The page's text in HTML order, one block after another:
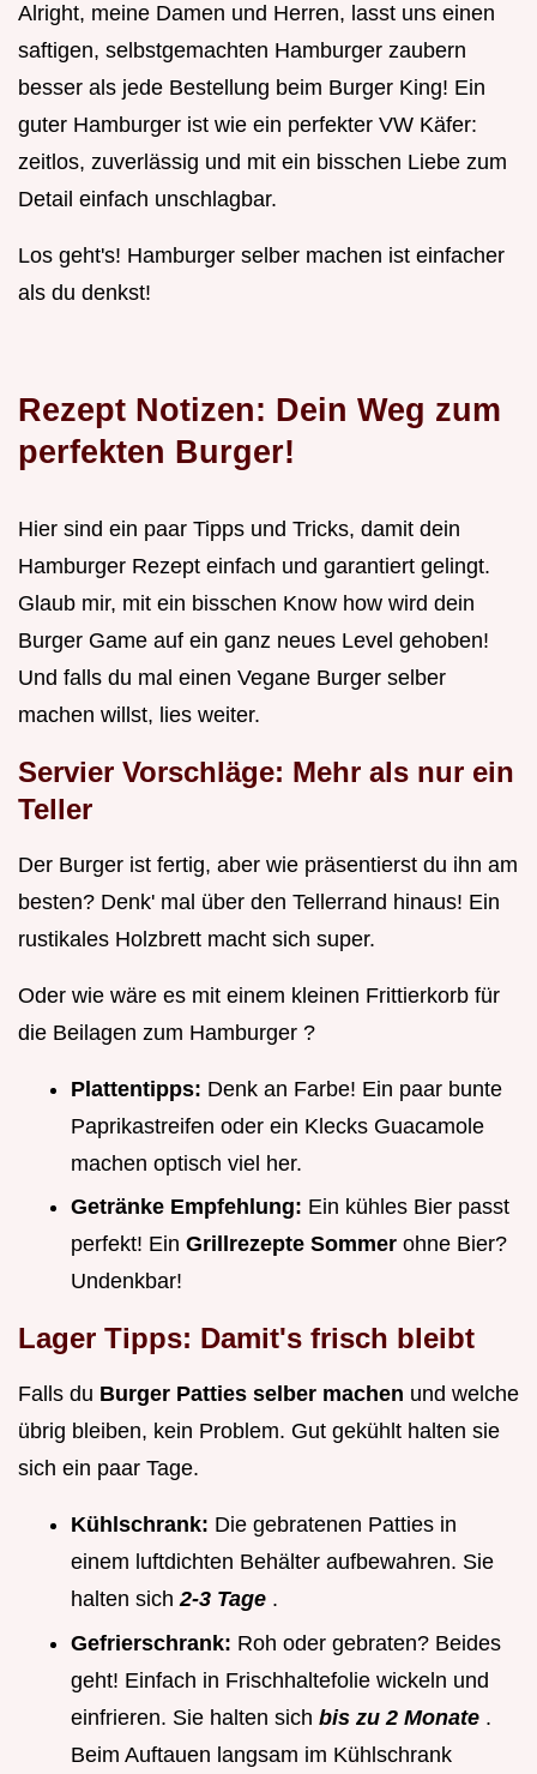
Alright, meine Damen und Herren, lasst uns einen
saftigen, selbstgemachten Hamburger zaubern
besser als jede Bestellung beim Burger King! Ein
guter Hamburger ist wie ein perfekter VW Käfer:
zeitlos, zuverlässig und mit ein bisschen Liebe zum
Detail einfach unschlagbar.
Los geht's! Hamburger selber machen ist einfacher
als du denkst!
Rezept Notizen: Dein Weg zum
perfekten Burger!
Hier sind ein paar Tipps und Tricks, damit dein
Hamburger Rezept einfach und garantiert gelingt.
Glaub mir, mit ein bisschen Know how wird dein
Burger Game auf ein ganz neues Level gehoben!
Und falls du mal einen Vegane Burger selber
machen willst, lies weiter.
Servier Vorschläge: Mehr als nur ein
Teller
Der Burger ist fertig, aber wie präsentierst du ihn am
besten? Denk' mal über den Tellerrand hinaus! Ein
rustikales Holzbrett macht sich super.
Oder wie wäre es mit einem kleinen Frittierkorb für
die Beilagen zum Hamburger ?
Plattentipps: Denk an Farbe! Ein paar bunte
Paprikastreifen oder ein Klecks Guacamole
machen optisch viel her.
Getränke Empfehlung: Ein kühles Bier passt
perfekt! Ein Grillrezepte Sommer ohne Bier?
Undenkbar!
Lager Tipps: Damit's frisch bleibt
Falls du Burger Patties selber machen und welche
übrig bleiben, kein Problem. Gut gekühlt halten sie
sich ein paar Tage.
Kühlschrank: Die gebratenen Patties in
einem luftdichten Behälter aufbewahren. Sie
halten sich2-3 Tage .
Gefrierschrank: Roh oder gebraten? Beides
geht! Einfach in Frischhaltefolie wickeln und
einfrieren. Sie halten sich bis zu 2 Monate .
Beim Auftauen langsam im Kühlschrank